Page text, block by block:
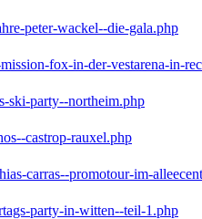
peter-wackel--die-gala.php
fox-in-der-vestarena-in-
ski-party--northeim.php
castrop-rauxel.php
carras--promotour-im-
party-in-witten--teil-1.php